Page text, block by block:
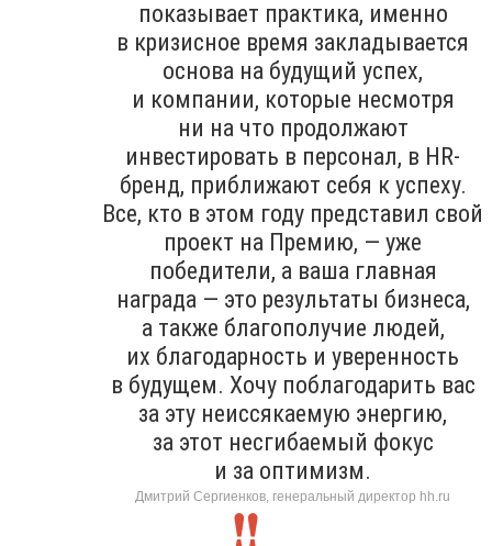
показывает практика, именно
в кризисное время закладывается
основа на будущий успех,
и компании, которые несмотря
ни на что продолжают
инвестировать в персонал, в HR-
бренд, приближают себя к успеху.
Все, кто в этом году представил свой
проект на Премию, — уже
победители, а ваша главная
награда — это результаты бизнеса,
а также благополучие людей,
их благодарность и уверенность
в будущем. Хочу поблагодарить вас
за эту неиссякаемую энергию,
за этот несгибаемый фокус
и за оптимизм.
Дмитрий Сергиенков, генеральный директор hh.ru